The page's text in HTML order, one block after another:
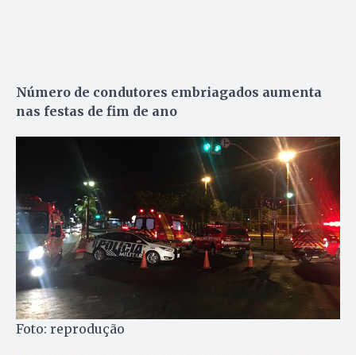
Número de condutores embriagados aumenta
nas festas de fim de ano
Foto: reprodução